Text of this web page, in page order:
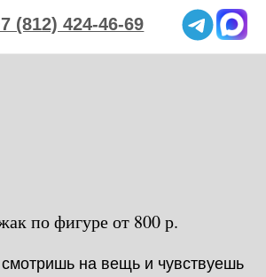
424-46-69
по фигуре от 800 р.
смотришь на вещь и чувствуешь